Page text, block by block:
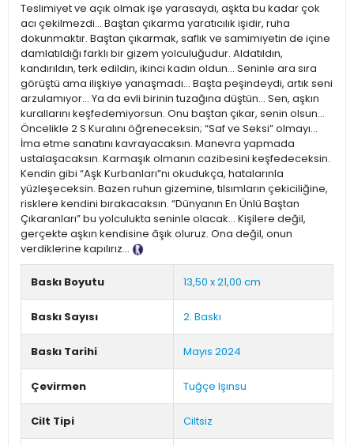
Teslimiyet ve açık olmak işe yarasaydı, aşkta bu kadar çok
acı çekilmezdi... Baştan çıkarma yaratıcılık işidir, ruha
dokunmaktır. Baştan çıkarmak, saflık ve samimiyetin de içine
damlatıldığı farklı bir gizem yolculuğudur. Aldatıldın,
kandırıldın, terk edildin, ikinci kadın oldun... Seninle ara sıra
görüştü ama ilişkiye yanaşmadı... Başta peşindeydi, artık seni
arzulamıyor... Ya da evli birinin tuzağına düştün... Sen, aşkın
kurallarını keşfedemiyorsun. Onu baştan çıkar, senin olsun…
Öncelikle 2 S Kuralını öğreneceksin; “Saf ve Seksi” olmayı...
İma etme sanatını kavrayacaksın. Manevra yapmada
ustalaşacaksın. Karmaşık olmanın cazibesini keşfedeceksin.
Kendin gibi “Aşk Kurbanları”nı okudukça, hatalarınla
yüzleşeceksin. Bazen ruhun gizemine, tılsımların çekiciliğine,
risklere kendini bırakacaksın. “Dünyanın En Ünlü Baştan
Çıkaranları” bu yolculukta seninle olacak... Kişilere değil,
gerçekte aşkın kendisine âşık oluruz. Ona değil, onun
verdiklerine kapılırız…
Baskı Boyutu 13,50 x 21,00 cm
Baskı Sayısı 2. Baskı
Baskı Tarihi Mayıs 2024
Çevirmen Tuğçe Işınsu
Cilt Tipi Ciltsiz